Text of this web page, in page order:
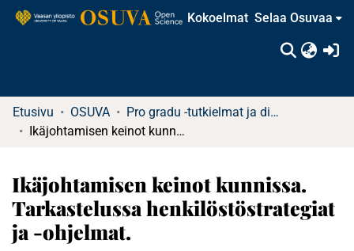
Kokoelmat Selaa Osuvaa
Etusivu OSUVA
Pro gradu -tutkielmat ja diplomityöt (rajattu saatavuus)
Ikäjohtamisen keinot kunnissa. Tarkastelussa henkilöstöstrategiat ja -ohjelmat.
Ikäjohtamisen keinot kunnissa.
Tarkastelussa henkilöstöstrategiat
ja -ohjelmat.